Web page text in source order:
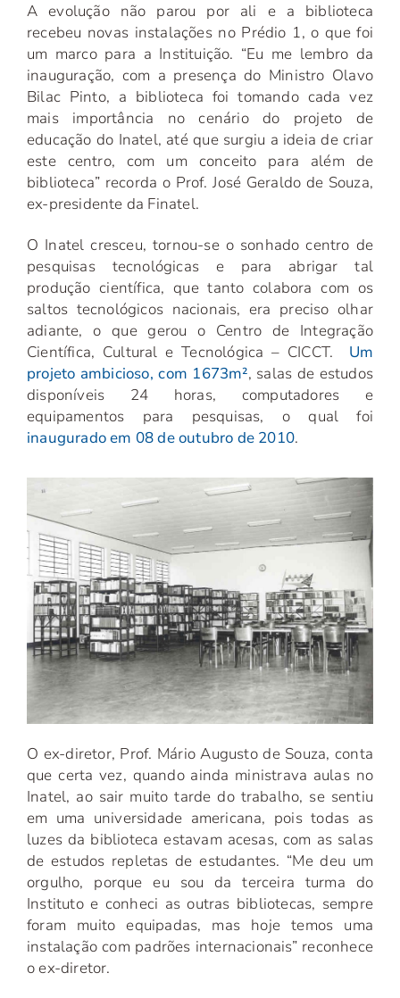
A evolução não parou por ali e a biblioteca
recebeu novas instalações no Prédio 1, o que foi
um marco para a Instituição. “Eu me lembro da
inauguração, com a presença do Ministro Olavo
Bilac Pinto, a biblioteca foi tomando cada vez
mais importância no cenário do projeto de
educação do Inatel, até que surgiu a ideia de criar
este centro, com um conceito para além de
biblioteca” recorda o Prof. José Geraldo de Souza,
ex-presidente da Finatel.
O Inatel cresceu, tornou-se o sonhado centro de
pesquisas tecnológicas e para abrigar tal
produção científica, que tanto colabora com os
saltos tecnológicos nacionais, era preciso olhar
adiante, o que gerou o Centro de Integração
Científica, Cultural e Tecnológica – CICCT.
Um
projeto ambicioso, com 1673m², salas de estudos
disponíveis 24 horas, computadores e
equipamentos para pesquisas, o qual foi
inaugurado em 08 de outubro de 2010.
O ex-diretor, Prof. Mário Augusto de Souza, conta
que certa vez, quando ainda ministrava aulas no
Inatel, ao sair muito tarde do trabalho, se sentiu
em uma universidade americana, pois todas as
luzes da biblioteca estavam acesas, com as salas
de estudos repletas de estudantes. “Me deu um
orgulho, porque eu sou da terceira turma do
Instituto e conheci as outras bibliotecas, sempre
foram muito equipadas, mas hoje temos uma
instalação com padrões internacionais” reconhece
o ex-diretor.